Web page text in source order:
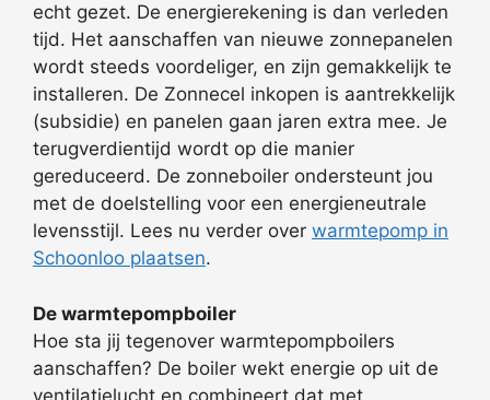
echt gezet. De energierekening is dan verleden
tijd. Het aanschaffen van nieuwe zonnepanelen
wordt steeds voordeliger, en zijn gemakkelijk te
installeren. De Zonnecel inkopen is aantrekkelijk
(subsidie) en panelen gaan jaren extra mee. Je
terugverdientijd wordt op die manier
gereduceerd. De zonneboiler ondersteunt jou
met de doelstelling voor een energieneutrale
levensstijl. Lees nu verder over warmtepomp in
Schoonloo plaatsen.
De warmtepompboiler
Hoe sta jij tegenover warmtepompboilers
aanschaffen? De boiler wekt energie op uit de
ventilatielucht en combineert dat met